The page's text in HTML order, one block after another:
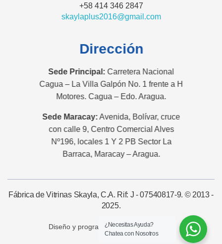
+58 414 346 2847
skaylaplus2016@gmail.com
Dirección
Sede Principal: Carretera Nacional
Cagua – La Villa Galpón No. 1 frente a H
Motores. Cagua – Edo. Aragua.
Sede Maracay:Avenida, Bolívar, cruce
con calle 9, Centro Comercial Alves
Nº196, locales 1 Y 2 PB Sector La
Barraca, Maracay – Aragua.
Fábrica de Vitrinas Skayla, C.A. Rif: J - 07540817-9. © 2013 -
2025.
Diseño y programación por:
¿Necesitas Ayuda?
Chatea con Nosotros